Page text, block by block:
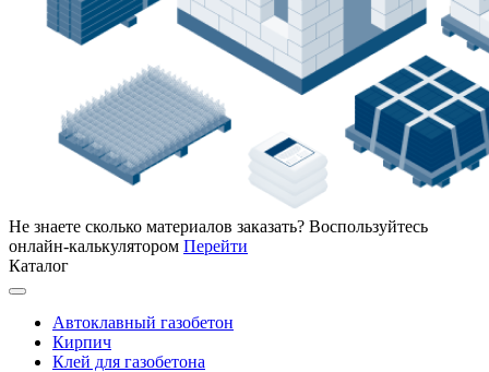
Не знаете сколько материалов заказать? Воспользуйтесь
онлайн-калькулятором Перейти
Каталог
Автоклавный газобетон
Кирпич
Клей для газобетона